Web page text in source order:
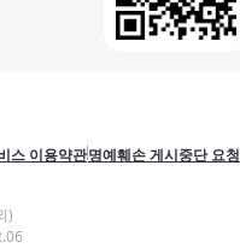
스 이용약관명예훼손 게시중단 요청
)